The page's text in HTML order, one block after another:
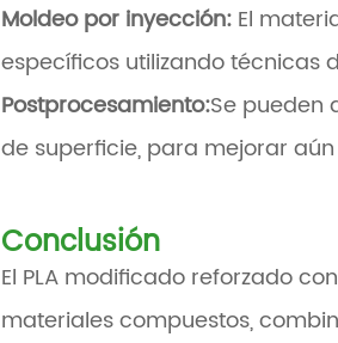
Moldeo por inyección: El
específicos utilizando técnicas
Postprocesamiento:Se pueden
de superficie, para mejorar
Conclusión
El PLA modificado reforzado
materiales compuestos,